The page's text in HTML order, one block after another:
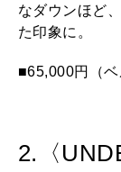
なダウンほど
た印象に。
■65,000円（ベ
2.〈